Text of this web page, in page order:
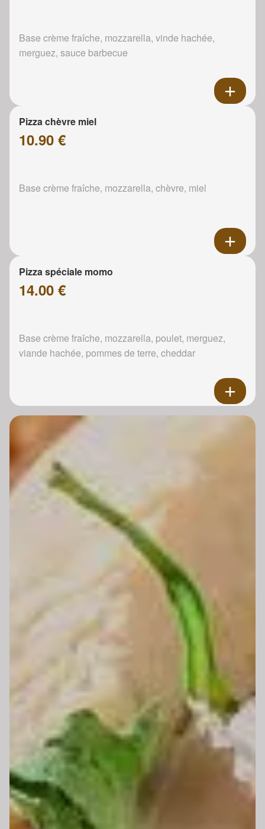
Base crème fraîche, mozzarella, vinde hachée,
merguez, sauce barbecue
Pizza chèvre miel
10.90 €
Base crème fraîche, mozzarella, chèvre, miel
Pizza spéciale momo
14.00 €
Base crème fraîche, mozzarella, poulet, merguez,
viande hachée, pommes de terre, cheddar